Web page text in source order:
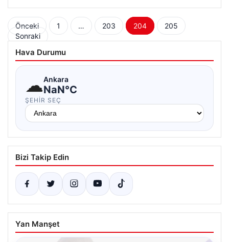
Yazı
sayfalaması
Önceki 1 … 203 204
205
Sonraki
Hava Durumu
☁Ankara
NaN°C
ŞEHIR SEÇ
Bizi Takip Edin
Yan Manşet